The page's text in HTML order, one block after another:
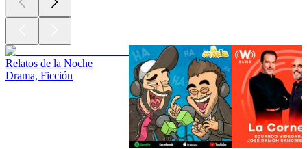
Relatos de la Noche
Drama, Ficción